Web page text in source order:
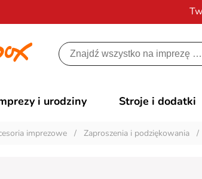
i urodziny Stroje i dodatki
imprezowe / Zaproszenia i podziękowania /